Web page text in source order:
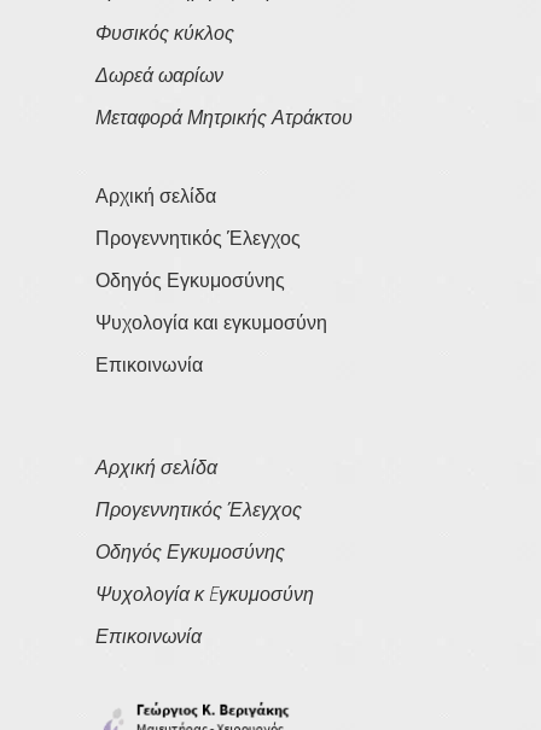
Φυσικός κύκλος
Δωρεά ωαρίων
Μεταφορά Μητρικής Ατράκτου
Αρχική σελίδα
Προγεννητικός Έλεγχος
Οδηγός Εγκυμοσύνης
Ψυχολογία και εγκυμοσύνη
Επικοινωνία
Αρχική σελίδα
Προγεννητικός Έλεγχος
Οδηγός Εγκυμοσύνης
Ψυχολογία κ Eγκυμοσύνη
Επικοινωνία